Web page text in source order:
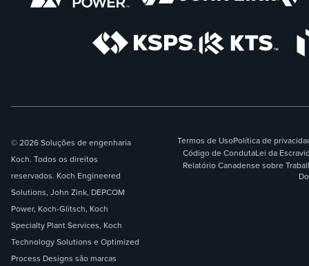
© 2026 Soluções de engenharia
Koch. Todos os direitos
reservados. Koch Engineered
Solutions, John Zink, DEPCOM
Power, Koch-Glitsch, Koch
Specialty Plant Services, Koch
Technology Solutions e Optimized
Process Designs são marcas
Termos de UsoPolítica de
Código de CondutaLei da
Relatório Canadense sobre